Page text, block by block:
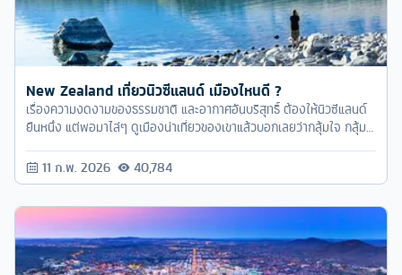
New Zealand เที่ยวนิวซีแลนด์ เมืองไหนดี ?
เรื่องความงดงามของธรรมชาติ และอากาศอันบริสุทธิ์ ต้องให้นิวซีแลนด์
ยืนหนึ่ง แต่พอมาไล่ๆ ดูเมืองน่าเที่ยวของเขาแล้วบอกเลยว่ากลุ้มใจ กลุ้ม
ใจทำไม? ไม่น่าเที่ยวเหรอ? โนจ้า เมืองน่าเที่ยวเยอะมากจนลางานกันไม่ทัน
ต่างหาก ขอลางานเป็นเดือนได้ไหมครับหัวหน้าาาา
11 ก.พ. 2026 40,784